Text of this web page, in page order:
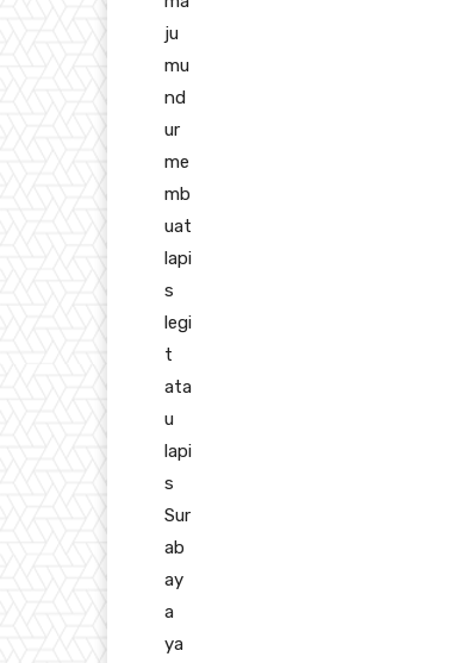
ju
mu
nd
ur
me
mb
uat
lapi
s
legi
t
ata
u
lapi
s
Sur
ab
ay
a
ya